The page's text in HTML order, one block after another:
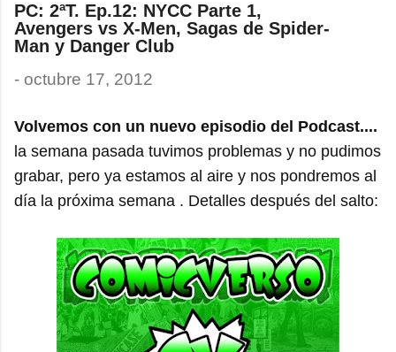
PC: 2ªT. Ep.12: NYCC Parte 1,
Avengers vs X-Men, Sagas de Spider-
Man y Danger Club
- octubre 17, 2012
Volvemos con un nuevo episodio del Podcast....
la semana pasada tuvimos problemas y no pudimos
grabar, pero ya estamos al aire y nos pondremos al
día la próxima semana . Detalles después del salto: